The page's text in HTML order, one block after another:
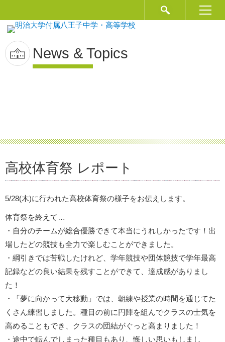
News & Topics
高校体育祭 レポート
5/28(木)に行われた高校体育祭の様子をお伝えします。
体育祭を終えて…
・自分のチームが総合優勝できて本当にうれしかったです！出
場したどの競技も全力で楽しむことができました。
・綱引きでは苦戦したけれど、学年競技や団体競技で学年最高
記録などの良い結果を残すことができて、達成感がありまし
た！
・「夢に向かって大移動」では、朝練や授業の時間を通じてた
くさん練習しました。種目の前に円陣を組んでクラスの士気を
高めることもでき、クラスの団結がぐっと高まりました！
・途中で転んでしまった種目もあり、悔しい思いもしまし